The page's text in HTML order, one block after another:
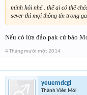
mình hỏi nhé . thế ai có thể
sever thì mọi thông tin trong
Nếu có lừa đảo pak cứ báo
4 Tháng mười một 2014
yeuemdcgi
Thành Viên Mới